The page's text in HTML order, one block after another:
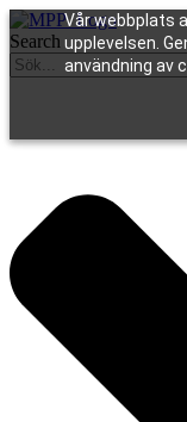
Vår webbplats
upplevelsen.
användning av
Search